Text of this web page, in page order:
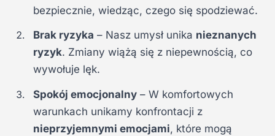
bezpiecznie, wiedząc, czego się spodziewać.
Brak ryzyka – Nasz umysł unika nieznanych
ryzyk. Zmiany wiążą się z niepewnością, co
wywołuje lęk.
Spokój emocjonalny – W komfortowych
warunkach unikamy konfrontacji z
nieprzyjemnymi emocjami, które mogą